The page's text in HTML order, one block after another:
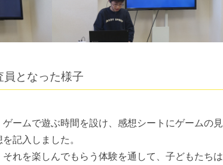
となった様子
ームで遊ぶ時間を設け、感想シートにゲームの見
記入しました。
れを楽しんでもらう体験を通して、子どもたちは